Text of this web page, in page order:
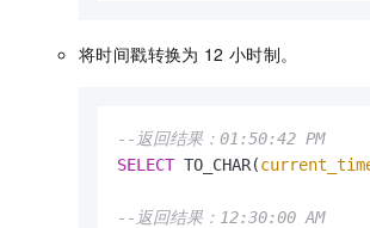
将时间戳转换为 12 小时制。
--返回结果：01:50:42 PM
SELECT TO_CHAR(
--返回结果：12:30:00 AM